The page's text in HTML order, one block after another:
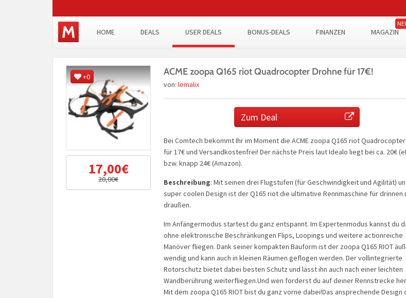
HOME DEALS USER DEALS BONUS-DEALS FINANZEN MAGAZIN
+0
17,00€
20,00€
ACME zoopa Q165 riot Quadrocopter Drohne für 17€!
von: lemalix
Zum Deal
Bei Comtech bekommt Ihr im Moment die ACME zoopa Q165 riot
für 17€ und Versandkostenfrei! Der nächste Preis laut Idealo liegt bei ca. 20€
bzw. knapp 24€ (Amazon).
Beschreibung: Mit seinen drei Flugstufen (für Geschwindigkeit und Agilität)
super coolen Design ist der Q165 riot die ultimative Rennmaschine für drinnen
draußen.
Im Anfängermodus startest du ganz entspannt. Im Expertenmodus kannst du
ohne elektronische Beschränkungen Flips, Loopings und weitere actionreiche
Manöver fliegen. Dank seiner kompakten Bauform ist der zoopa Q165 RIOT
wendig und kann auch in kleinen Räumen geflogen werden. Der vollintegrierte
Rotorschutz bietet dabei besten Schutz und lässt ihn auch nach einer leichten
Wandberührung weiterfliegen.Und wen forderst du auf deiner Rennstrecke
Mit dem zoopa Q165 RIOT bist du ganz vorne dabei!Das ansprechende Design